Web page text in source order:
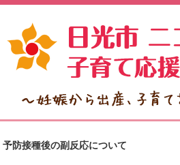
予防接種後の副反応について